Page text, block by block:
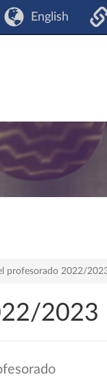
English
profesorado 2022/
2023